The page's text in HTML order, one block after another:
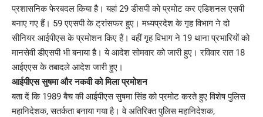
प्रशासनिक फेरबदल किया है। यहां 29 डीसपी को प्रमोट कर एडिशनल एसपी
बनाए गए हैं। 59 एएसपी के ट्रांसफर हुए। मध्यप्रदेश के गृह विभाग ने दो
सीनियर आईपीएस के प्रमोशन किए हैं। वहीं गृह विभाग ने 19 थाना प्रभारियों को
मानसेवी डीएसपी भी बनाया है। ये आदेश सोमवार को जारी हुए। रविवार रात 18
आईएएस के तबादले आदेश जारी हुए।
आईपीएस सुषमा और नकवी को मिला प्रमोशन
बता दें कि 1989 बैच की आईपीएस सुषमा सिंह को प्रमोट करते हुए विशेष पुलिस
महानिदेशक, सतर्कता बनाया गया है। वे अतिरिक्त पुलिस महानिदेशक,